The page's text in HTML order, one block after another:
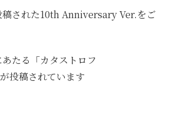
稿された10th Anniversary Ver.をご
たる「カタストロフ
投稿されています